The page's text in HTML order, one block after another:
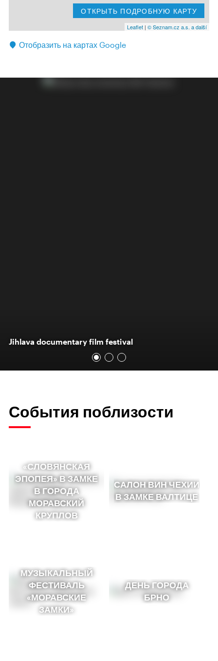
ОТКРЫТЬ ПОДРОБНУЮ КАРТУ
Leaflet | © Seznam.cz a.s. a další
Отобразить на картах Google
Jihlava documentary film festival
События поблизости
«СЛОВЯНСКАЯ
ЭПОПЕЯ» В ЗАМКЕ
В ГОРОДА
МОРАВСКИЙ
КРУПЛОВ
САЛОН ВИН ЧЕХИИ
В ЗАМКЕ ВАЛТИЦЕ
МУЗЫКАЛЬНЫЙ
ФЕСТИВАЛЬ
«МОРАВСКИЕ
ЗАМКИ»
ДЕНЬ ГОРОДА
БРНО